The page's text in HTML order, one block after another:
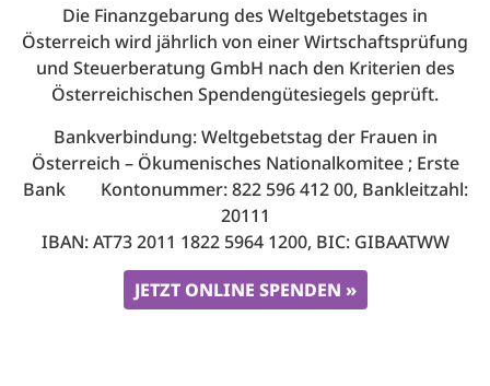
Die Finanzgebarung des Weltgebetstages in
Österreich wird jährlich von einer Wirtschaftsprüfung
und Steuerberatung GmbH nach den Kriterien des
Österreichischen Spendengütesiegels geprüft.
Bankverbindung: Weltgebetstag der Frauen in
Österreich – Ökumenisches Nationalkomitee ; Erste
Bank Kontonummer: 822 596 412 00, Bankleitzahl:
20111
IBAN: AT73 2011 1822 5964 1200, BIC: GIBAATWW
JETZT ONLINE SPENDEN »